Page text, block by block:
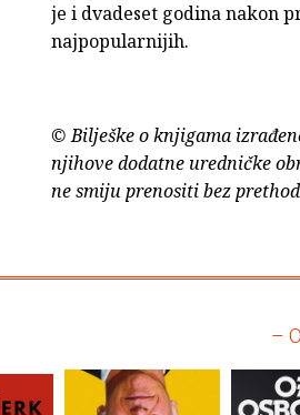
je i dvadeset godina nakon
najpopularnijih.
© Bilješke o knjigama
njihove dodatne uredničke
ne smiju prenositi bez
–